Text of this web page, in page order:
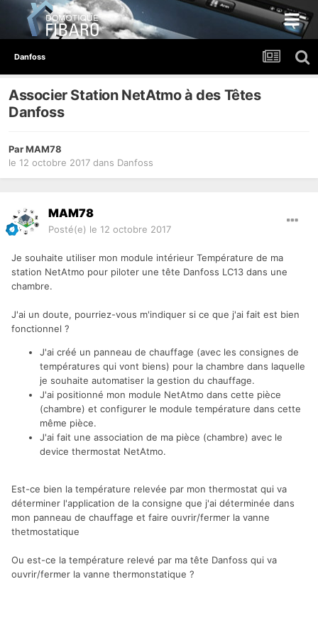
Danfoss
Associer Station NetAtmo à des Têtes
Danfoss
ParMAM78
le 12 octobre 2017 dans Danfoss
MAM78
Posté(e) le 12 octobre 2017
Je souhaite utiliser mon module intérieur Température de ma
station NetAtmo pour piloter une tête Danfoss LC13 dans une
chambre.
J'ai un doute, pourriez-vous m'indiquer si ce que j'ai fait est bien
fonctionnel ?
J'ai créé un panneau de chauffage (avec les consignes de
températures qui vont biens) pour la chambre dans laquelle
je souhaite automatiser la gestion du chauffage.
J'ai positionné mon module NetAtmo dans cette pièce
(chambre) et configurer le module température dans cette
même pièce.
J'ai fait une association de ma pièce (chambre) avec le
device thermostat NetAtmo.
Est-ce bien la température relevée par mon thermostat qui va
déterminer l'application de la consigne que j'ai déterminée dans
mon panneau de chauffage et faire ouvrir/fermer la vanne
thetmostatique
Ou est-ce la température relevé par ma tête Danfoss qui va
ouvrir/fermer la vanne thermonstatique ?